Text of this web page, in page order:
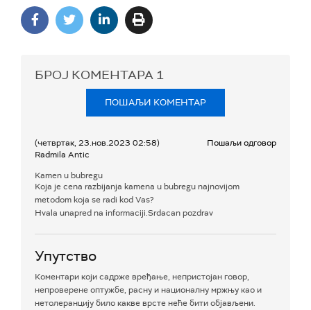
БРОЈ КОМЕНТАРА 1
ПОШАЉИ КОМЕНТАР
(четвртак, 23.нов.2023 02:58)
Radmila Antic
Пошаљи одговор
Kamen u bubregu
Koja je cena razbijanja kamena u bubregu najnovijom
metodom koja se radi kod Vas?
Hvala unapred na informaciji.Srdacan pozdrav
Упутство
Коментари који садрже вређање, непристојан говор,
непроверене оптужбе, расну и националну мржњу као и
нетолеранцију било какве врсте неће бити објављени.